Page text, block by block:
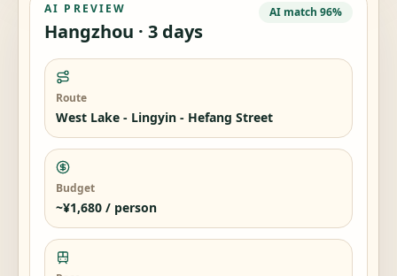
AI PREVIEW
Hangzhou · 3 days
AI match 96%
Route
West Lake - Lingyin - Hefang Street
Budget
~¥1,680 / person